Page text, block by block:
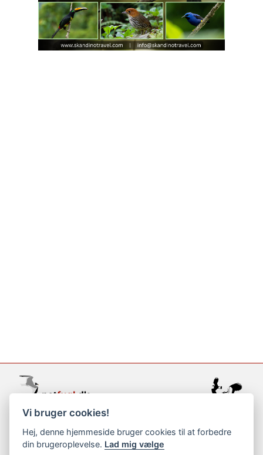
support@netfugl.dk
copyright © 2002-2023
Vi bruger cookies!
Hej, denne hjemmeside bruger cookies til at forbedre
din brugeroplevelse. Lad mig vælge